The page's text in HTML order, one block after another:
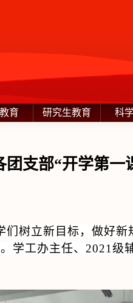
育 研究生教育 科
支部“开学第一
树立新目标，做好新
学工办主任、 2021 级